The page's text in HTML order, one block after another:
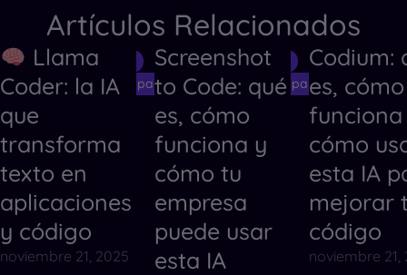
Artículos Relacionados
Herramientas de IA
Herramientas de IA para Crear Códigos
Llama
Coder: la IA
que
transforma
texto en
aplicaciones
y código
noviembre 21, 2025
Herramientas de IA
Herramientas de IA para Crear
Screenshot
to Code: qué
es, cómo
funciona y
cómo tu
empresa
puede usar
esta IA
Codium:
es, cómo
cómo
esta IA
mejorar
código
noviembre 21,